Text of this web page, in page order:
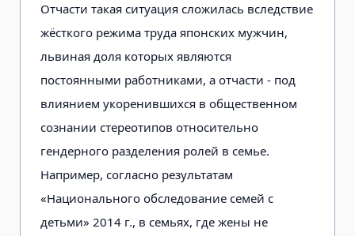
Отчасти такая ситуация сложилась вследствие
жёсткого режима труда японских мужчин,
львиная доля которых являются
постоянными работниками, а отчасти - под
влиянием укоренившихся в общественном
сознании стереотипов относительно
гендерного разделения ролей в семье.
Например, согласно результатам
«Национального обследование семей с
детьми» 2014 г., в семьях, где жены не